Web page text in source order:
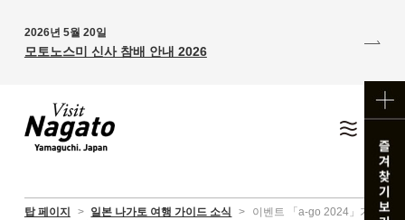
2026년 5월 20일
모토노스미 신사 참배 안내 2026
탑 페이지 > 일본 나가토 여행 가이드 소식 >
이벤트 「a-go 2024」가